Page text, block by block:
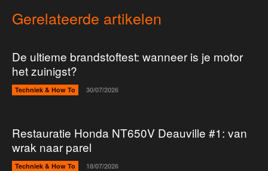
Gerelateerde artikelen
De ultieme brandstoftest: wanneer is je motor
het zuinigst?
Techniek & How To 30/07/2026
Restauratie Honda NT650V Deauville #1: van
wrak naar parel
Techniek & How To 18/07/2026